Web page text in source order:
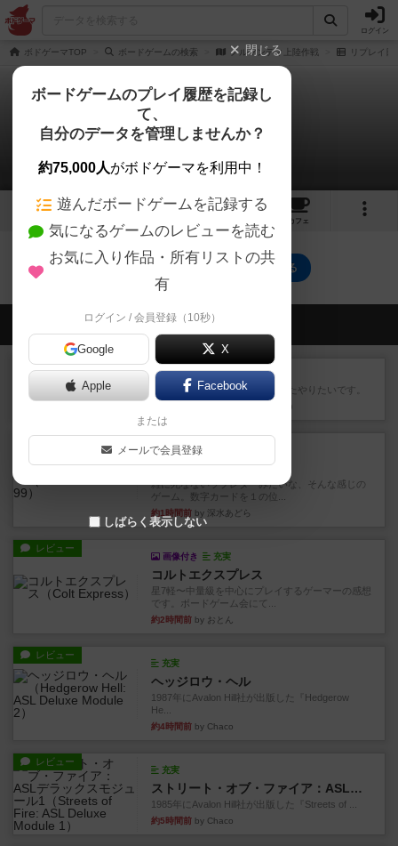
ログイン
ボドゲーマTOP ボードゲームの検索 ノルマンディ上陸作戦 リプレイ日
ノルマンディ上陸作戦
0件のリプレイ日記
カフェ
ノルマンディ上陸作戦のトップに戻る
会員の新しい投稿
レビュー ゴットファイブ！
運要素があり楽しめました。またやりたいです。
by 金賢守(キムヒョンス)
充実
ダブルナイン
雑に死なないラブレターみたいな、そんな感じの
ゲーム。数字カードを１の位...
約1時間前 by 深水あどら
レビュー
画像付き 充実
コルトエクスプレス
星7軽〜中量級を中心にプレイするゲーマーの感想
です。ボードゲーム会にて...
約2時間前 by おとん
レビュー
充実
ヘッジロウ・ヘル
1987年にAvalon Hill社が出版した『Hedgerow
He...
約4時間前 by Chaco
レビュー
充実
ストリート・オブ・ファイア：ASLデラックスモジュール1
1985年にAvalon Hill社が出版した『Streets of ...
約5時間前 by Chaco
閉じる
ボードゲームのプレイ履歴を記録し
て、
自分のデータを管理しませんか？
約75,000人がボドゲーマを利用中！
遊んだボードゲームを記録する
気になるゲームのレビューを読む
お気に入り作品・所有リストの共
有
ログイン / 会員登録（10秒）
Google X
Apple Facebook
または
メールで会員登録
しばらく表示しない